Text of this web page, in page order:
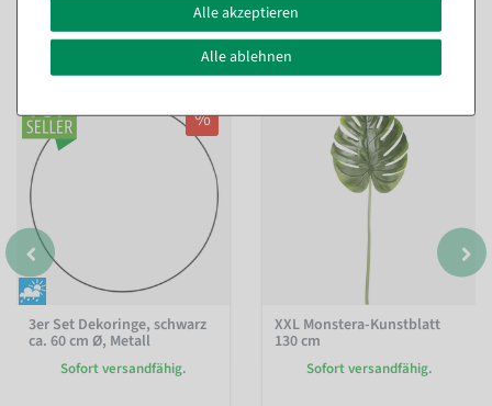
Passende Artikel zu diesem Produkt
(8)
%
3er Set Dekoringe, schwarz
ca. 60 cm Ø, Metall
Sofort versandfähig.
XXL Monstera-Kunstblatt
130 cm
Sofort versandfähig.
Alle akzeptieren
Alle ablehnen